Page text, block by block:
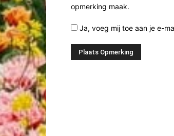
opmerking maak.
Ja, voeg mij toe aan je e-